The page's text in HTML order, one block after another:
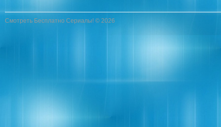
Смотреть Бесплатно Сериалы! © 2026